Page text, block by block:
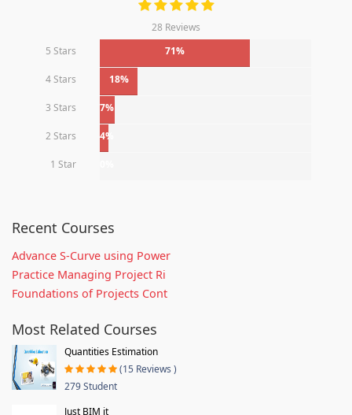
28 Reviews
5 Stars
71%
4 Stars 18%
3 Stars 7%
2 Stars 4%
1 Star
Recent Courses
Advance S-Curve using Power
Practice Managing Project Ri
Foundations of Projects Cont
Most Related Courses
Quantities Estimation
(15 Reviews )
279 Student
Just BIM it